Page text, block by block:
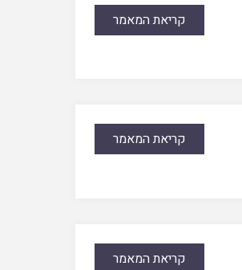
קריאת המאמר
קריאת המאמר
קריאת המאמר